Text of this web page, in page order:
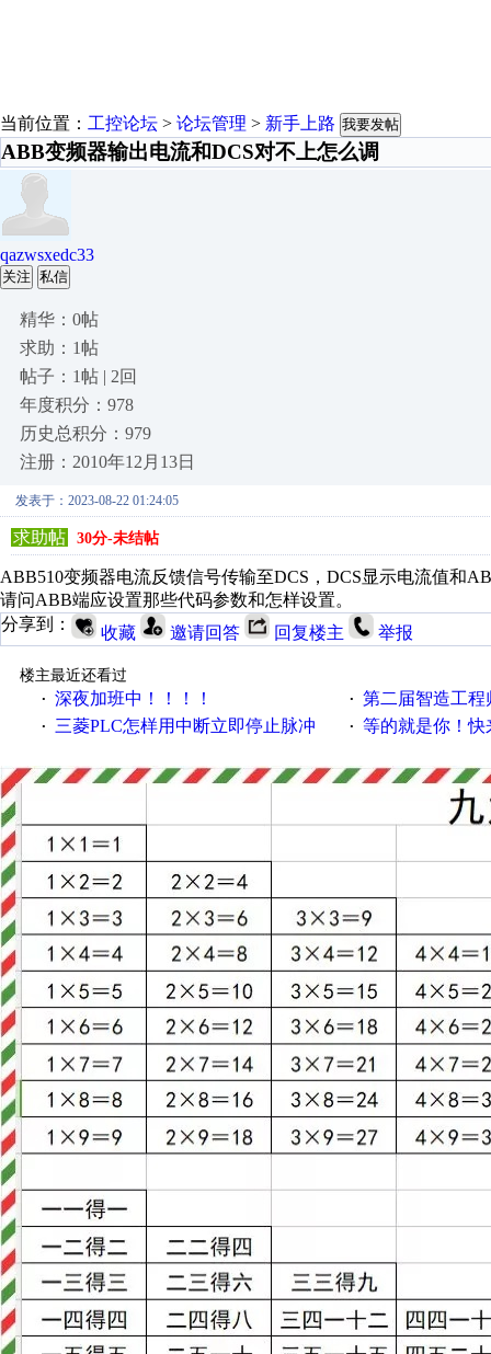
当前位置： 工控论坛 > 论坛管理 > 新手上路 我要发帖
ABB变频器输出电流和DCS对不上怎么调
qazwsxedc33
关注 私信
精华：0帖
求助：1帖
帖子：1帖 | 2回
年度积分：978
历史总积分：979
注册：2010年12月13日
发表于：2023-08-22 01:24:05
求助帖 30分-未结帖
ABB510变频器电流反馈信号传输至DCS，DCS显示电流值和
请问ABB端应设置那些代码参数和怎样设置。
分享到：
收藏 邀请回答 回复楼主 举报
楼主最近还看过
· 深夜加班中！！！！ · 第二届智造工程师节
· 三菱PLC怎样用中断立即停止脉冲 · 等的就是你！快来